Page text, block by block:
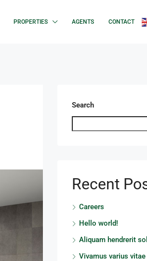
PROPERTIES AGENTS CONTACT
Search
Recent
Careers
Hello world!
Aliquam hendrerit
Vivamus varius